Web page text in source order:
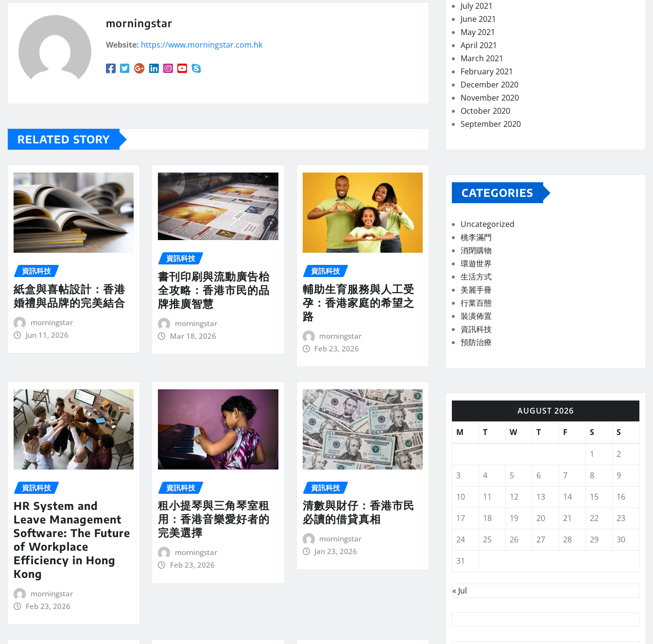
morningstar
Website: https://www.morningstar.com.hk
RELATED STORY
資訊科技
紙盒與喜帖設計：香港
婚禮與品牌的完美結合
morningstar
Jun 11, 2026
資訊科技
書刊印刷與流動廣告枱
全攻略：香港市民的品
牌推廣智慧
morningstar
Mar 18, 2026
資訊科技
輔助生育服務與人工受
孕：香港家庭的希望之
路
morningstar
Feb 23, 2026
資訊科技
HR System and
Leave Management
Software: The Future
of Workplace
Efficiency in Hong
Kong
morningstar
Feb 23, 2026
資訊科技
租小提琴與三角琴室租
用：香港音樂愛好者的
完美選擇
morningstar
Feb 23, 2026
資訊科技
清數與財仔：香港市民
必讀的借貸真相
morningstar
Jan 23, 2026
July 2021
June 2021
May 2021
April 2021
March 2021
February 2021
December 2020
November 2020
October 2020
September 2020
CATEGORIES
Uncategorized
桃李滿門
消閉購物
環遊世界
生活方式
美麗手冊
行業百態
裝潢佈置
資訊科技
預防治療
AUGUST 2026
M
T W T F S S
1
2
3
4 5 6 7 8
9
10
11 12 13 14 15
16
17
18 19 20 21 22
23
24
25 26 27 28 29
30
31
« Jul